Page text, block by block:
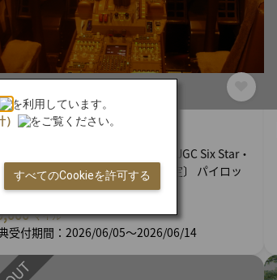
JMBダイヤモンド・JGCプレミア・JGC Six Star・
Five Star・JGC Four Star会員限定〕 パイロッ
体験 航空教室（3組様限定）
マイル
受付期間：2026/06/05～2026/06/14
を利用しています。
をご覧ください。
すべてのCookieを許可する